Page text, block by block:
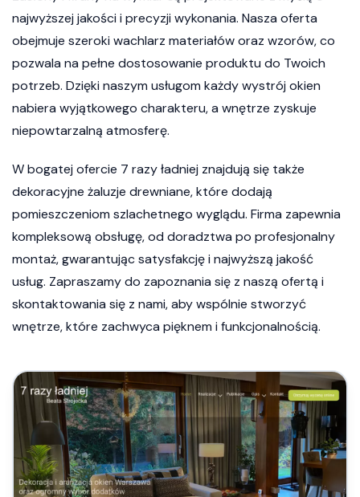
najwyższej jakości i precyzji wykonania. Nasza oferta
obejmuje szeroki wachlarz materiałów oraz wzorów, co
pozwala na pełne dostosowanie produktu do Twoich
potrzeb. Dzięki naszym usługom każdy wystrój okien
nabiera wyjątkowego charakteru, a wnętrze zyskuje
niepowtarzalną atmosferę.
W bogatej ofercie 7 razy ładniej znajdują się także
dekoracyjne żaluzje drewniane, które dodają
pomieszczeniom szlachetnego wyglądu. Firma zapewnia
kompleksową obsługę, od doradztwa po profesjonalny
montaż, gwarantując satysfakcję i najwyższą jakość
usług. Zapraszamy do zapoznania się z naszą ofertą i
skontaktowania się z nami, aby wspólnie stworzyć
wnętrze, które zachwyca pięknem i funkcjonalnością.